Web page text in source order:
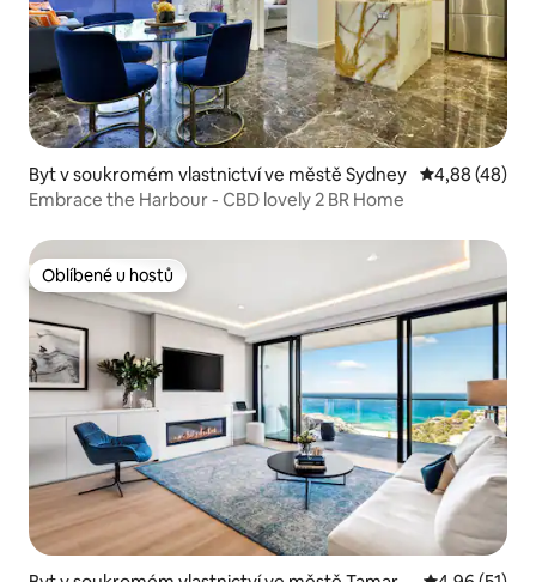
Byt v soukromém vlastnictví ve městě Sydney Průměrné
4,88 (48)
Embrace the Harbour - CBD lovely 2 BR Home
Oblíbené u hostů
Oblíbené u hostů